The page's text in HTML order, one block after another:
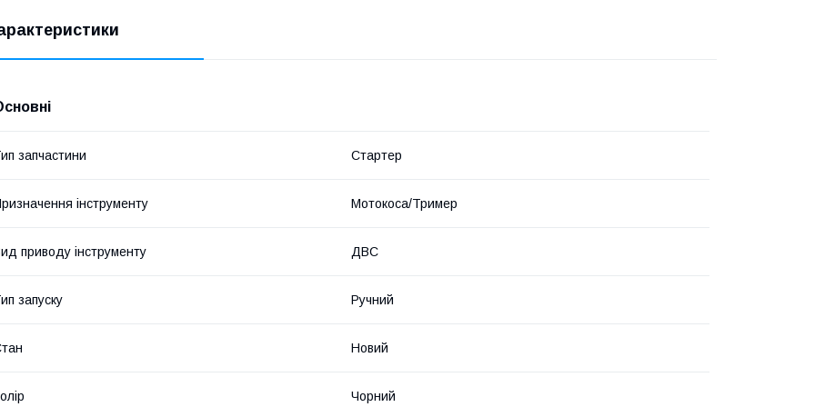
запчастини Стартер
інструменту Мотокоса/Тример
приводу інструменту ДВС
запуску Ручний
Новий
Чорний